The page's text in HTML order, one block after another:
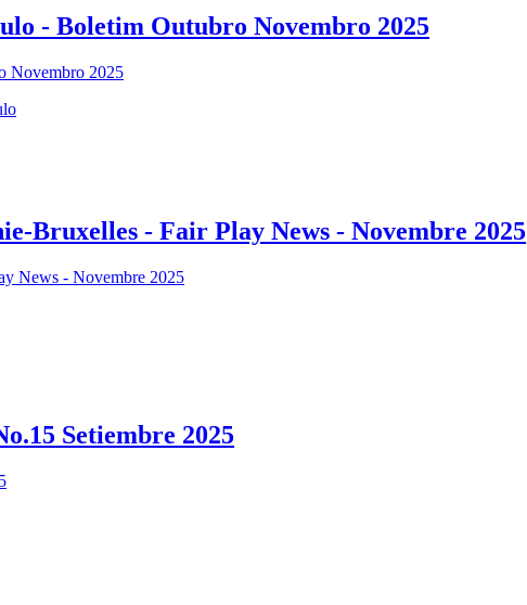
- Boletim Outubro Novembro 2025
Bruxelles - Fair Play News - Novembre 2025
Setiembre 2025